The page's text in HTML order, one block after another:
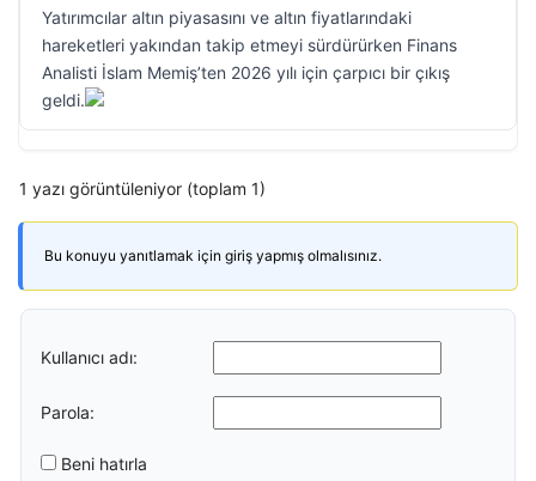
Yatırımcılar altın piyasasını ve altın fiyatlarındaki
hareketleri yakından takip etmeyi sürdürürken Finans
Analisti İslam Memiş’ten 2026 yılı için çarpıcı bir çıkış
geldi.
1 yazı görüntüleniyor (toplam 1)
Bu konuyu yanıtlamak için giriş yapmış olmalısınız.
Kullanıcı adı:
Parola:
Beni hatırla